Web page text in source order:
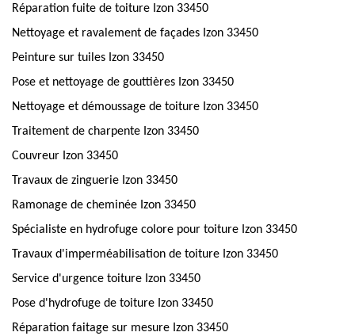
Réparation fuite de toiture Izon 33450
Nettoyage et ravalement de façades Izon 33450
Peinture sur tuiles Izon 33450
Pose et nettoyage de gouttières Izon 33450
Nettoyage et démoussage de toiture Izon 33450
Traitement de charpente Izon 33450
Couvreur Izon 33450
Travaux de zinguerie Izon 33450
Ramonage de cheminée Izon 33450
Spécialiste en hydrofuge colore pour toiture Izon 33450
Travaux d'imperméabilisation de toiture Izon 33450
Service d'urgence toiture Izon 33450
Pose d'hydrofuge de toiture Izon 33450
Réparation faitage sur mesure Izon 33450